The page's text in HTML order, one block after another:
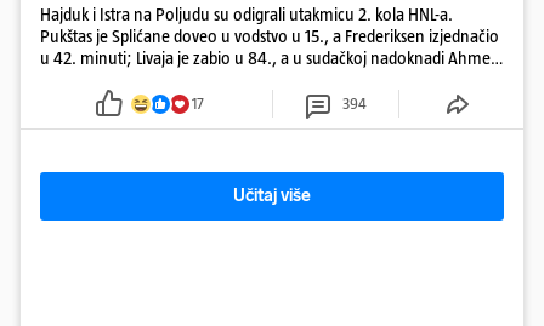
Hajduk i Istra na Poljudu su odigrali utakmicu 2. kola HNL-a.
Pukštas je Splićane doveo u vodstvo u 15., a Frederiksen izjednačio
u 42. minuti; Livaja je zabio u 84., a u sudačkoj nadoknadi Ahmeti
17 394
Učitaj više